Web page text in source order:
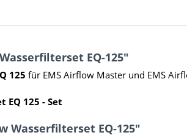
EQ-125"
125 für EMS Airflow Master und EMS
EQ 125 - Set
Wasserfilterset EQ-125"